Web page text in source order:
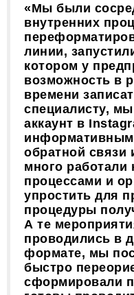
«Мы были
внутренних
линии,
котором у
возможность в
времени
специалисту,
аккаунт в
обратной
много работали
процессами и
упростить для
процедуры
А те
проводились в
формате, мы
быстро
сформировали